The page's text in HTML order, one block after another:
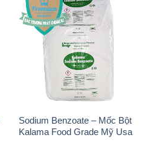
Sodium Benzoate – Mốc Bột
Kalama Food Grade Mỹ Usa